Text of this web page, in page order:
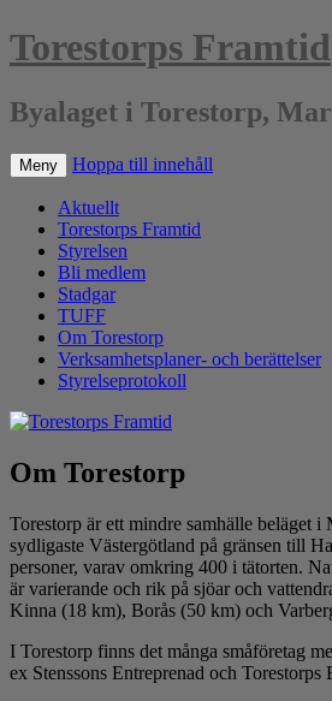
Torestorps Framtid
Byalaget i Torestorp,
Meny Hoppa till innehåll
Aktuellt
Torestorps Framtid
Styrelsen
Bli medlem
Stadgar
TUFF
Om Torestorp
Verksamhetsplaner- och berättelser
Styrelseprotokoll
Om Torestorp
Torestorp är ett mindre samhälle beläget i
sydligaste Västergötland på gränsen till
personer, varav omkring 400 i tätorten.
är varierande och rik på sjöar och
Kinna (18 km), Borås (50 km) och
I Torestorp finns det många småföretag
ex Stenssons Entreprenad och Torestorps